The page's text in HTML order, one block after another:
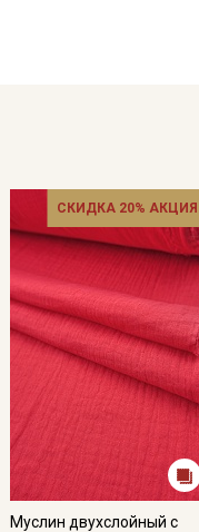
СКИДКА 20% АКЦИЯ
Муслин двухслойный с